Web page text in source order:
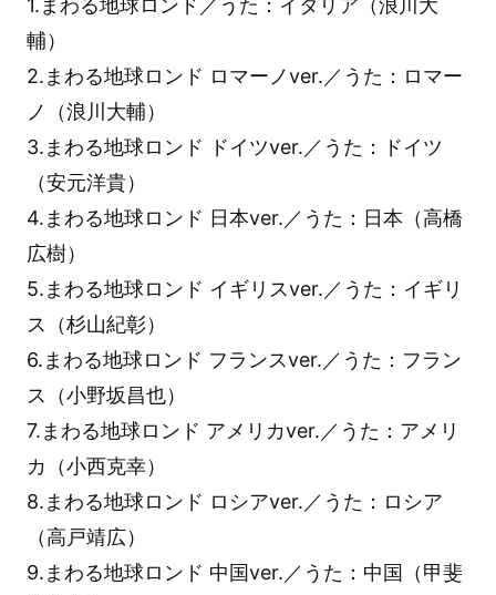
1.まわる地球ロンド／うた：イタリア（浪川大
輔）
2.まわる地球ロンド ロマーノver.／うた：ロマー
ノ（浪川大輔）
3.まわる地球ロンド ドイツver.／うた：ドイツ
（安元洋貴）
4.まわる地球ロンド 日本ver.／うた：日本（高橋
広樹）
5.まわる地球ロンド イギリスver.／うた：イギリ
ス（杉山紀彰）
6.まわる地球ロンド フランスver.／うた：フラン
ス（小野坂昌也）
7.まわる地球ロンド アメリカver.／うた：アメリ
カ（小西克幸）
8.まわる地球ロンド ロシアver.／うた：ロシア
（高戸靖広）
9.まわる地球ロンド 中国ver.／うた：中国（甲斐